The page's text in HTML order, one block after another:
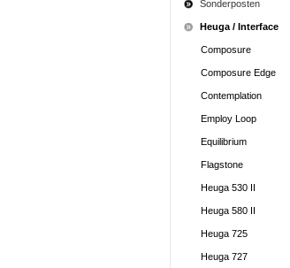
Sonderposten
Heuga / Interface
Composure
Composure Edge
Contemplation
Employ Loop
Equilibrium
Flagstone
Heuga 530 II
Heuga 580 II
Heuga 725
Heuga 727